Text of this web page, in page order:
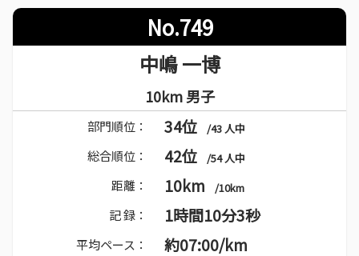
No.749
中嶋 一博
10km 男子
部門順位： 34位 /43 人中
総合順位： 42位 /54 人中
距離： 10km /10km
記 録： 1時間10分3秒
平均ペース： 約07:00/km